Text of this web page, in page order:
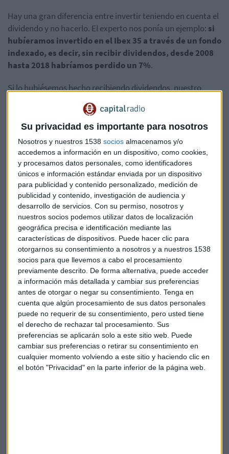
Su privacidad es importante para nosotros
Nosotros y nuestros 1538 socios almacenamos y/o
accedemos a información en un dispositivo, como cookies,
y procesamos datos personales, como identificadores
únicos e información estándar enviada por un dispositivo
para publicidad y contenido personalizado, medición de
publicidad y contenido, investigación de audiencia y
desarrollo de servicios. Con su permiso, nosotros y
nuestros socios podemos utilizar datos de localización
geográfica precisa e identificación mediante las
características de dispositivos. Puede hacer clic para
otorgarnos su consentimiento a nosotros y a nuestros 1538
socios para que llevemos a cabo el procesamiento
previamente descrito. De forma alternativa, puede acceder
a información más detallada y cambiar sus preferencias
antes de otorgar o negar su consentimiento. Tenga en
cuenta que algún procesamiento de sus datos personales
puede no requerir de su consentimiento, pero usted tiene
el derecho de rechazar tal procesamiento. Sus
preferencias se aplicarán solo a este sitio web. Puede
cambiar sus preferencias o retirar su consentimiento en
cualquier momento volviendo a este sitio y haciendo clic en
el botón "Privacidad" en la parte inferior de la página web.
Hay una gran diferencia entre invertir teniendo en cuenta el
dividendo y no hacerlo. El experto nos ponía un ejemplo: si
hubíeramos invertido en el Ibex 35 a través de un fondo
indexado, es decir, sin recibir dividendos, desde 2008
hasta 2018 habríamos perdido un 7%.
Si lo hubiésemos hecho recibiendo dividendos, nuestro
patrimonio invertido habría engordado un 54%.
La verdad sobre los impuestos de Amancio Ortega por el
dividendo de Inditex
Las cinco perlas del Ibex 35
¿Cuáles son las perlas del Ibex 35 en cuanto a dividendo se
refiere? Aquí entra en juego el concepto de ‘rentabilidad
por dividendo’. Esto es lo que ganamos o perdemos por
el dividendo de una acción en relación con el precio de
ese título en el mercado. Se mide dividiendo el dividendo
de una compañía por la cotización actual de esa empresa.
La medalla de oro a la empresa que más rentabilidad por
dividendo ofrece para 2020 se la llevaBankia. Por cada
acción ganaríamos un 7% en dividendos.Pero aquí tiene
mucho que ver el hecho de que haya sido el segundo peor
valor del año en el Ibex 35 (se ha dejado más de un 29% en el
acumulado). Y es que si el dividendo se mantiene pero el
precio de la acción baja, la distancia entre ambas variables
aumenta.
La plata se la lleva otro valor muy castigado:Mediaset. Sus